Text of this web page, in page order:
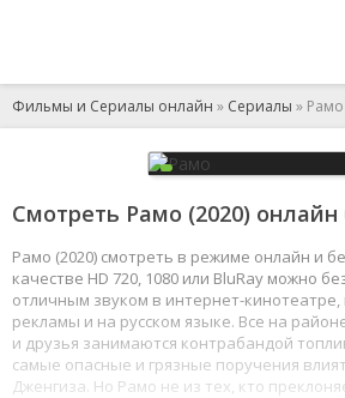
Фильмы и Сериалы онлайн » Сериалы » Рамо
Смотреть Рамо (2020) онлайн
Рамо (2020) смотреть в режиме онлайн и
качестве HD 720, 1080 или BluRay можно
отличным звуком в интернет-
рекламы и на русском языке. Все на
и друзья занимаются контрабандой
самые опасные и грязные поручения
Дженгиза. Но Рамо не из тех, кто